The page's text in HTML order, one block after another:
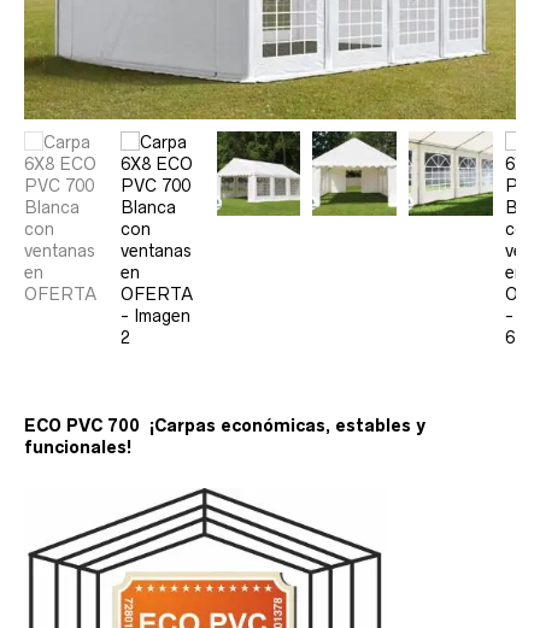
ECO PVC 700 ¡Carpas económicas, estables y
funcionales!